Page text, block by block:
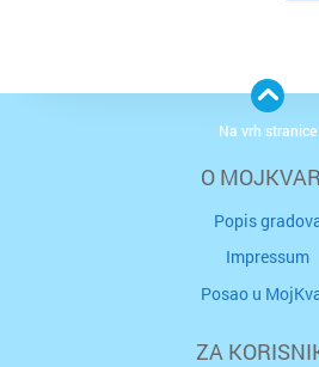
O
Popis
Impressum
Posao u
ZA
Na vrh stranice